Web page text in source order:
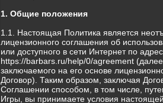
1. Общие положения
1.1. Настоящая Политика является
лицензионного соглашения об
или доступного в сети Интернет по
https://barbars.ru/help/0/agreement
заключаемого на его основе
Договор). Таким образом, заключая
Соглашении способом, в том числе,
Игры, вы принимаете условия